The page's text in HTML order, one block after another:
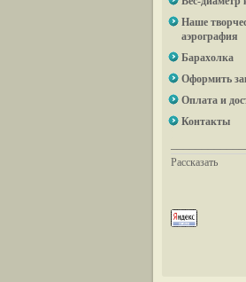
Наше
аэрография
Барахолка
Оформить
Оплата и
Контакты
Рассказать